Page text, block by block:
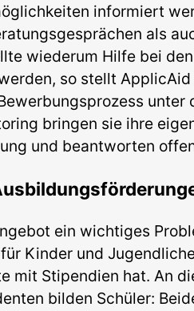
informiert
als
wiederum Hilfe bei
so stellt
unter
bringen sie ihre
und beantworten
ein wichtiges
Kinder und
mit Stipendien hat. An
bilden Schüler: